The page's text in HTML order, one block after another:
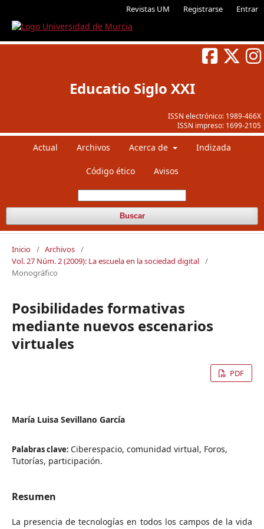
Revistas UM Registrarse Entrar
ISSN electrónico: 1989-466X
ISSN impreso: 1699-2105
Educatio Siglo XXI
Actual Archivos Acerca de Indizada
Código ético Avisos
Buscar
Inicio / Archivos /
Vol. 27 Núm. 2 (2009): La escuela en la sociedad digital /
Monográfico
Posibilidades formativas
mediante nuevos escenarios
virtuales
PDF
María Luisa Sevillano García
Palabras clave: Ciberespacio, comunidad virtual, Foros,
Tutorías, participación.
Resumen
La presencia de tecnologías en todos los campos de la vida